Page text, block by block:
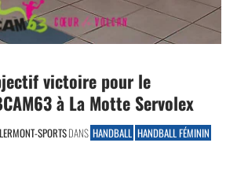
victoire pour le
à La Motte Servolex
SPORTSDANS HANDBALL HANDBALL FÉMININ